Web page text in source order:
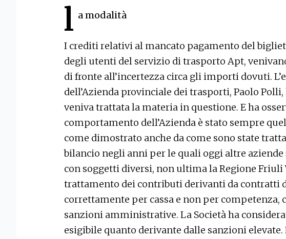
l a modalità
I crediti relativi al mancato pagamento del
degli utenti del servizio di trasporto Apt,
di fronte all’incertezza circa gli importi dovuti.
dell’Azienda provinciale dei trasporti, Paolo
veniva trattata la materia in questione. E ha
comportamento dell’Azienda è stato sempre
come dimostrato anche da come sono state
bilancio negli anni per le quali oggi altre
con soggetti diversi, non ultima la Regione
trattamento dei contributi derivanti da contratti
correttamente per cassa e non per competenza,
sanzioni amministrative. La Società ha
esigibile quanto derivante dalle sanzioni elevate.